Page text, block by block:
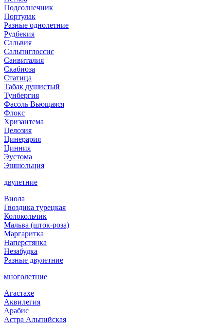
Подсолнечник
Портулак
Разные однолетние
Рудбекия
Сальвия
Сальпиглоссис
Санвиталия
Скабиоза
Статица
Табак душистый
Тунбергия
Фасоль Вьющаяся
Флокс
Хризантема
Целозия
Цинерария
Цинния
Эустома
Эшшольция
двулетние
Виола
Гвоздика турецкая
Колокольчик
Мальва (шток-роза)
Маргаритка
Наперстянка
Незабудка
Разные двулетние
многолетние
Агастахе
Аквилегия
Арабис
Астра Альпийская